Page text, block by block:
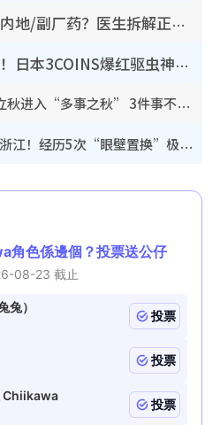
网传公立医院改用内地/副厂药？医生拆解正副厂分别，揭4类人换药随时出事
怕虫人士夏季救星！日本3COINS爆红驱虫神器$45起 1招“全程免触碰”轻松搞定小强
立秋2026｜8月7日立秋进入“多事之秋” 3件事不可做！专家教6招开运 清杂物／钱包纳气接好运
台风白海豚料周日袭浙江！经历5次“眼壁置换”极罕见 成登陆内地最长途台风